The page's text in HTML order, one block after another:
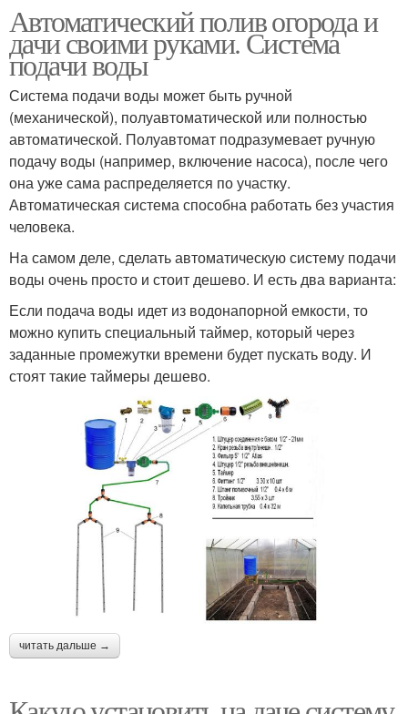
Автоматический полив огорода и
дачи своими руками. Система
подачи воды
Система подачи воды может быть ручной
(механической), полуавтоматической или полностью
автоматической. Полуавтомат подразумевает ручную
подачу воды (например, включение насоса), после чего
она уже сама распределяется по участку.
Автоматическая система способна работать без участия
человека.
На самом деле, сделать автоматическую систему подачи
воды очень просто и стоит дешево. И есть два варианта:
Если подача воды идет из водонапорной емкости, то
можно купить специальный таймер, который через
заданные промежутки времени будет пускать воду. И
стоят такие таймеры дешево.
читать дальше →